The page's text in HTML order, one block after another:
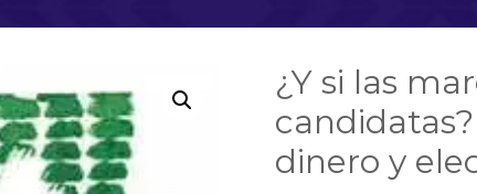
¿Y si las
dinero y